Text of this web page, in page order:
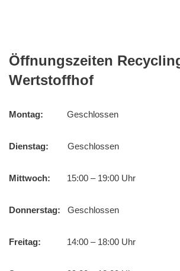
Öffnungszeiten
Wertstoffhof
Montag: Geschlossen
Dienstag: Geschlossen
Mittwoch: 15:00 – 19:00 Uhr
Donnerstag: Geschlossen
Freitag: 14:00 – 18:00 Uhr